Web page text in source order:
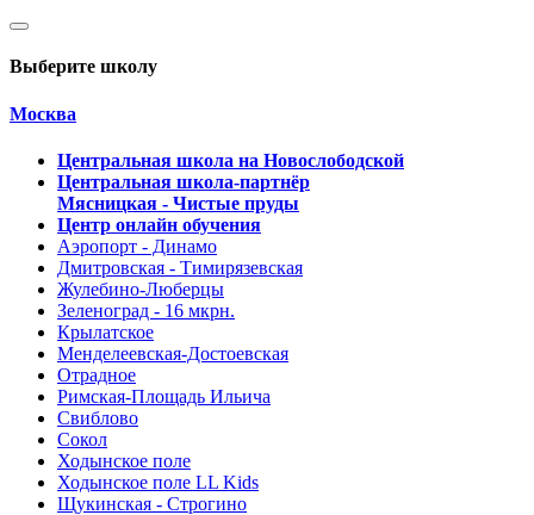
Выберите школу
Москва
Центральная школа на Новослободской
Центральная школа-партнёр
Мясницкая - Чистые пруды
Центр онлайн обучения
Аэропорт - Динамо
Дмитровская - Тимирязевская
Жулебино-Люберцы
Зеленоград - 16 мкрн.
Крылатское
Менделеевская-Достоевская
Отрадное
Римская-Площадь Ильича
Свиблово
Сокол
Ходынское поле
Ходынское поле LL Kids
Щукинская - Строгино